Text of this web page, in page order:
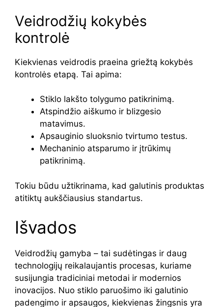
Veidrodžių kokybės
kontrolė
Kiekvienas veidrodis praeina griežtą kokybės
kontrolės etapą. Tai apima:
Stiklo lakšto tolygumo patikrinimą.
Atspindžio aiškumo ir blizgesio
matavimus.
Apsauginio sluoksnio tvirtumo testus.
Mechaninio atsparumo ir įtrūkimų
patikrinimą.
Tokiu būdu užtikrinama, kad galutinis produktas
atitiktų aukščiausius standartus.
Išvados
Veidrodžių gamyba – tai sudėtingas ir daug
technologijų reikalaujantis procesas, kuriame
susijungia tradiciniai metodai ir modernios
inovacijos. Nuo stiklo paruošimo iki galutinio
padengimo ir apsaugos, kiekvienas žingsnis yra